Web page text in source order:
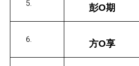
彭O期
方O享